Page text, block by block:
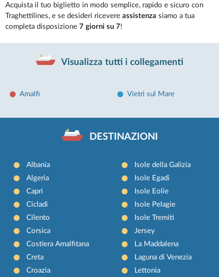
Acquista il tuo biglietto in modo semplice, rapido e sicuro con
Traghettilines, e se desideri ricevereassistenzasiamo a tua
completa disposizione7 giorni su 7!
Visualizza tutti i collegamenti
Amalfi Vietri sul Mare
DESTINAZIONI
Albania
Algeria
Capri
Cicladi
Cilento
Corsica
Costiera Amalfitana
Creta
Croazia
Isole della Galizia
Isole Egadi
Isole Eolie
Isole Pelagie
Isole Tremiti
Jersey
La Maddalena
Laguna di Venezia
Lettonia